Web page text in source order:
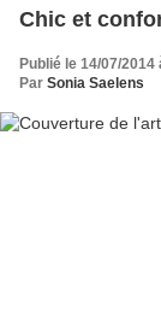
Chic et
Publié le 14/07/2014
Par Sonia Saelens